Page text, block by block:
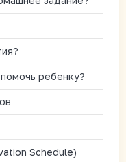
ребенку?
Schedule)